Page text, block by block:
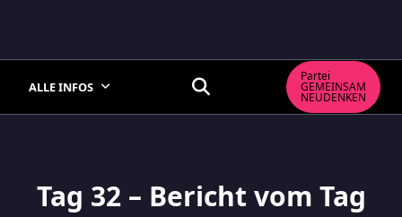
ALLE INFOS
Partei
GEMEINSAM
NEUDENKEN
Tag 32 – Bericht vom Tag